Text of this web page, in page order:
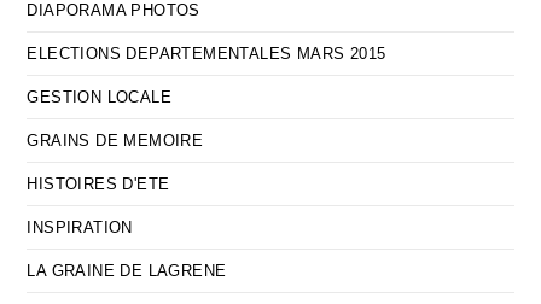
DIAPORAMA PHOTOS
ELECTIONS DEPARTEMENTALES MARS 2015
GESTION LOCALE
GRAINS DE MEMOIRE
HISTOIRES D'ETE
INSPIRATION
LA GRAINE DE LAGRENE